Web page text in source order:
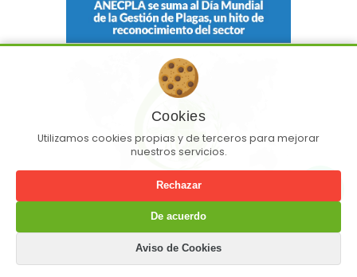
INFOPLAGAS Nº99 JUNIO 2021
Cookies
Utilizamos cookies propias y de terceros para mejorar
nuestros servicios.
Rechazar
De acuerdo
Aviso de Cookies